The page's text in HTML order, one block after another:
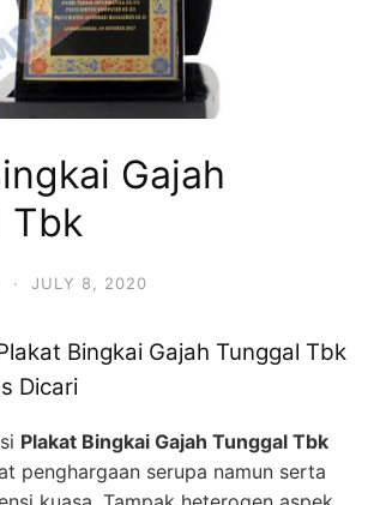
Gajah
Tbk
· JULY 8, 2020
Bingkai Gajah Tunggal Tbk
Dicari
Plakat Bingkai Gajah Tunggal Tbk
penghargaan serupa namun serta